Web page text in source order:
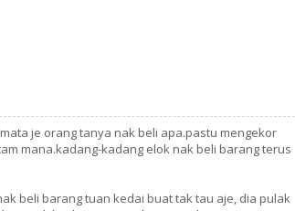
je orang tanya nak beli apa.pastu mengekor
mana.kadang-kadang elok nak beli barang terus
beli barang tuan kedai buat tak tau aje, dia pulak